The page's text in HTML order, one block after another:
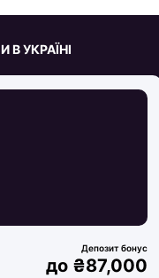
В УКРАЇНІ
до ₴87,000